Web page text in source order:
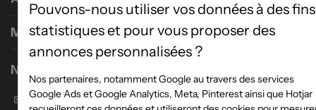
Magasins
Nous contacter
Formulaire de contact
Pouvons-nous utiliser vos données à des fins
statistiques et pour vous proposer des
annonces personnalisées ?
Nos partenaires, notamment Google au travers des services
Google Ads et Google Analytics, Meta, Pinterest ainsi que Hotjar